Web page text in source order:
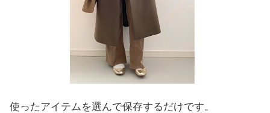
使ったアイテムを選んで保存するだけです。